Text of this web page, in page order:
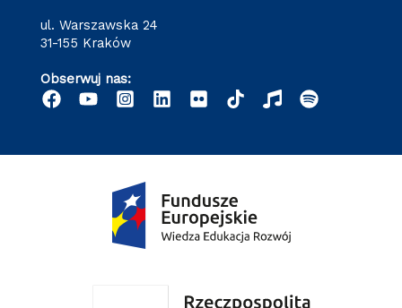
ul. Warszawska 24
31-155 Kraków
Obserwuj nas: